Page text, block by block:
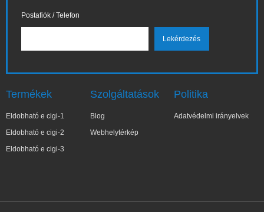
Postafiók / Telefon
Termékek
Eldobható e cigi-1
Eldobható e cigi-2
Eldobható e cigi-3
Szolgáltatások
Blog
Webhelytérkép
Politika
Adatvédelmi irányelvek